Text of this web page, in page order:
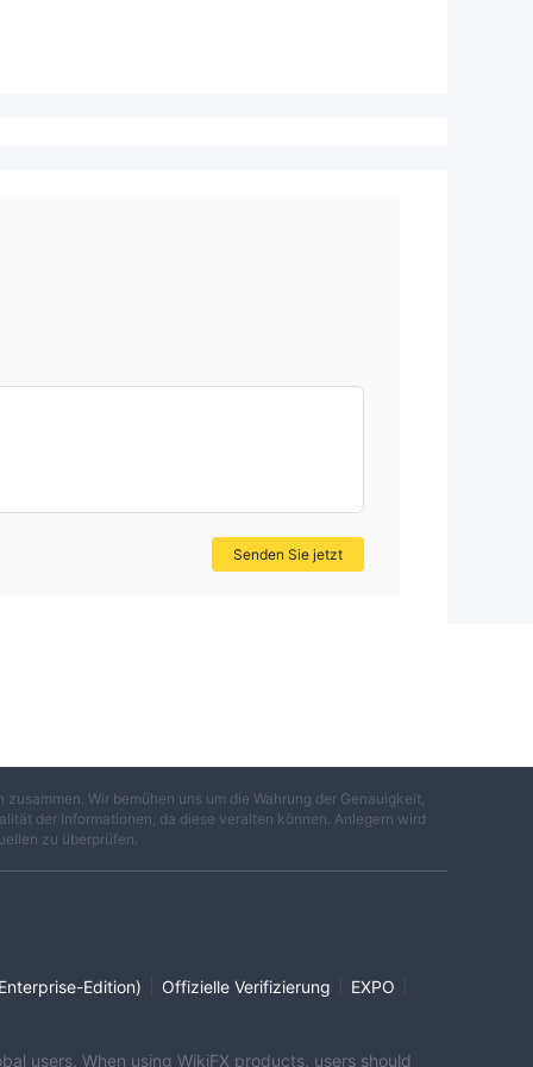
Senden Sie jetzt
Wir bemühen uns um die Wahrung der Genauigkeit,
der Informationen, da diese veralten können. Anlegern wird
zu überprüfen.
Edition) Offizielle Verifizierung EXPO
users. When using WikiFX products, users should